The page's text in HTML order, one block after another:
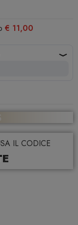
€ 11,00
IL CODICE